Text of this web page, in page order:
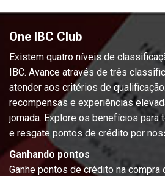
One IBC Club
Existem quatro níveis de
IBC. Avance através de três
atender aos critérios de
recompensas e experiências
jornada. Explore os benefícios para
e resgate pontos de crédito por
Ganhando pontos
Ganhe pontos de crédito na